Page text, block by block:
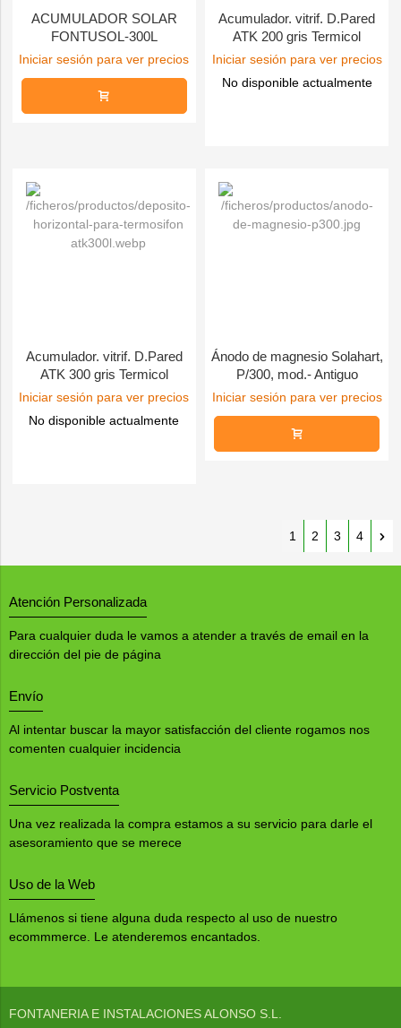
ACUMULADOR SOLAR
FONTUSOL-300L
Iniciar sesión para ver precios
Acumulador. vitrif. D.Pared
ATK 200 gris Termicol
Iniciar sesión para ver precios
No disponible actualmente
Acumulador. vitrif. D.Pared
ATK 300 gris Termicol
Iniciar sesión para ver precios
No disponible actualmente
Ánodo de magnesio Solahart,
P/300, mod.- Antiguo
Iniciar sesión para ver precios
1 2 3 4
Atención Personalizada
Para cualquier duda le vamos a atender a través de email en la
dirección del pie de página
Envío
Al intentar buscar la mayor satisfacción del cliente rogamos nos
comenten cualquier incidencia
Servicio Postventa
Una vez realizada la compra estamos a su servicio para darle el
asesoramiento que se merece
Uso de la Web
Llámenos si tiene alguna duda respecto al uso de nuestro
ecommmerce. Le atenderemos encantados.
FONTANERIA E INSTALACIONES ALONSO S.L.